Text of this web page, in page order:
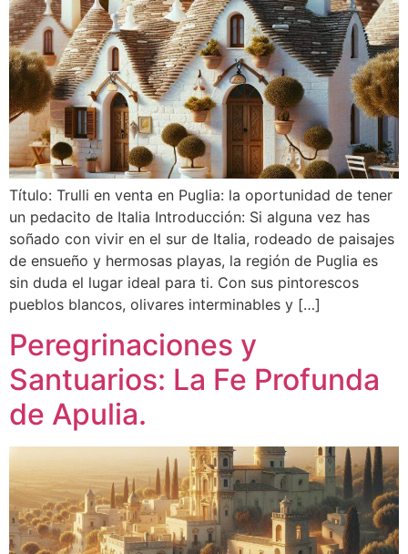
Título: Trulli en venta en Puglia: la oportunidad de tener
un pedacito de Italia Introducción: Si alguna vez has
soñado con vivir en el sur de Italia, rodeado de paisajes
de ensueño y hermosas playas, la región de Puglia es
sin duda el lugar ideal para ti. Con sus pintorescos
pueblos blancos, olivares interminables y […]
Peregrinaciones y
Santuarios: La Fe Profunda
de Apulia.